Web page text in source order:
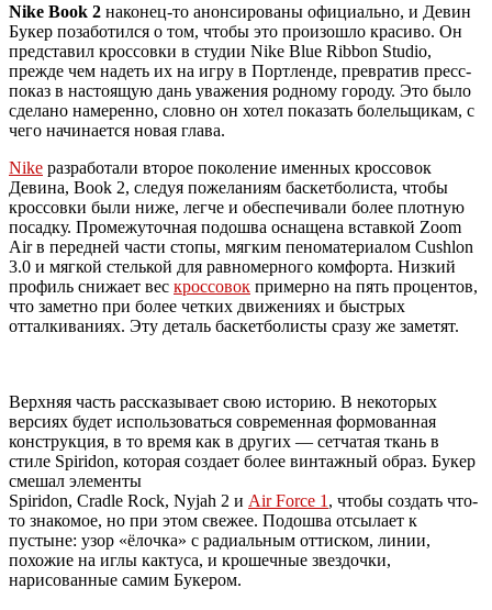
Nike Book 2 наконец-то анонсированы официально, и Девин
Букер позаботился о том, чтобы это произошло красиво. Он
представил кроссовки в студии Nike Blue Ribbon Studio,
прежде чем надеть их на игру в Портленде, превратив пресс-
показ в настоящую дань уважения родному городу. Это было
сделано намеренно, словно он хотел показать болельщикам, с
чего начинается новая глава.
Nike разработали второе поколение именных кроссовок
Девина, Book 2, следуя пожеланиям баскетболиста, чтобы
кроссовки были ниже, легче и обеспечивали более плотную
посадку. Промежуточная подошва оснащена вставкой Zoom
Air в передней части стопы, мягким пеноматериалом Cushlon
3.0 и мягкой стелькой для равномерного комфорта. Низкий
профиль снижает вес кроссовок примерно на пять процентов,
что заметно при более четких движениях и быстрых
отталкиваниях. Эту деталь баскетболисты сразу же заметят.
Верхняя часть рассказывает свою историю. В некоторых
версиях будет использоваться современная формованная
конструкция, в то время как в других — сетчатая ткань в
стиле Spiridon, которая создает более винтажный образ. Букер
смешал элементы
Spiridon, Cradle Rock, Nyjah 2 и Air Force 1 , чтобы создать что-
то знакомое, но при этом свежее. Подошва отсылает к
пустыне: узор «ёлочка» с радиальным оттиском, линии,
похожие на иглы кактуса, и крошечные звездочки,
нарисованные самим Букером.